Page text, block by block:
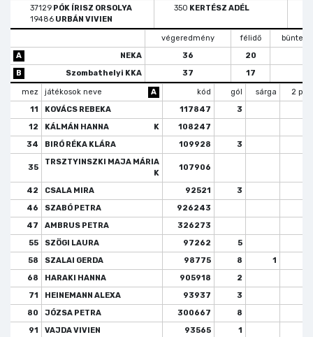
37129 PÓK ÍRISZ ORSOLYA
19486 URBÁN VIVIEN
350 KERTÉSZ ADÉL
végeredmény félidő
büntető
A
NEKA 36
20
B
Szombathelyi KKA 37 17
mez játékosok neve A kód gól sárga
2
11
KOVÁCS REBEKA 117847
3
12
KÁLMÁN HANNA K
108247
34
BIRÓ RÉKA KLÁRA 109928 3
35
TRSZTYINSZKI MAJA MÁRIA
K
107906
42 CSALA MIRA 92521 3
46
SZABÓ PETRA
926243
47
AMBRUS PETRA
326273
55
SZÖGI LAURA 97262 5
58
SZALAI GERDA 98775 8 1
68
HARAKI HANNA 905918
2
71
HEINEMANN ALEXA 93937 3
80
JÓZSA PETRA 300667 8
91
VAJDA VIVIEN 93565
1